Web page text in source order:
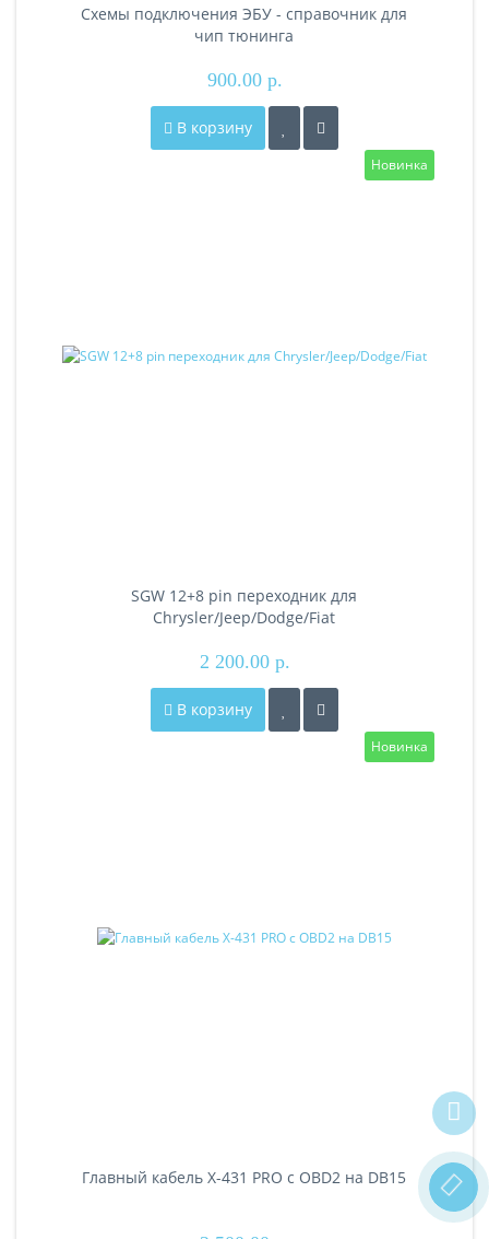
Схемы подключения ЭБУ - справочник для
чип тюнинга
900.00 р.
В корзину
Новинка
SGW 12+8 pin переходник для
Chrysler/Jeep/Dodge/Fiat
2 200.00 р.
В корзину
Новинка
Главный кабель X-431 PRO с OBD2 на DB15